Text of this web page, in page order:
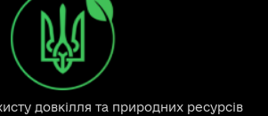
довкілля та природних ресурсів